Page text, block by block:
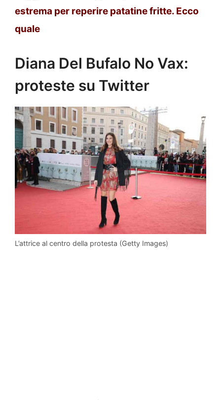
estrema per reperire patatine fritte. Ecco
quale
Diana Del Bufalo No Vax:
proteste su Twitter
L’attrice al centro della protesta (Getty Images)